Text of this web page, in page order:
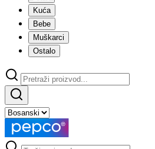
Kuća
Bebe
Muškarci
Ostalo